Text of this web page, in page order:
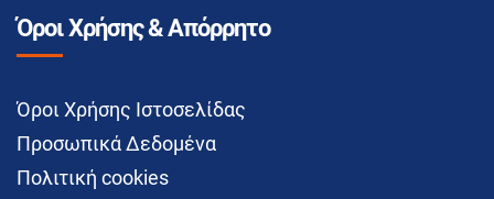
Όροι Χρήσης & Απόρρητο
Όροι Χρήσης Ιστοσελίδας
Προσωπικά Δεδομένα
Πολιτική cookies